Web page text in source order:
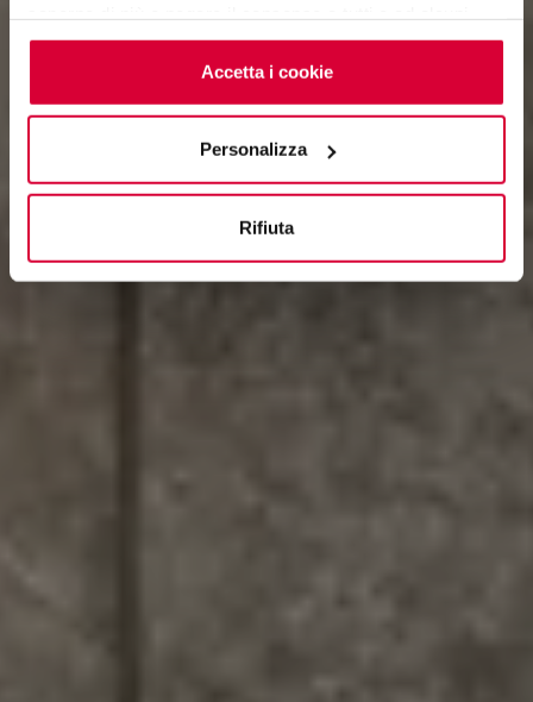
cookieclicchi qui. Il consenso può essere espresso
cliccando sul tasto “Accetta i cookie”. Se non vuole i
cookie di profilazione può negare il consenso sul tasto
Accetta i cookie
Personalizza
Rifiuta